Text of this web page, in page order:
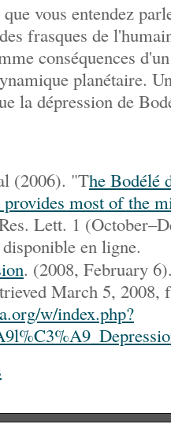
vous entendez
frasques de
conséquences
planétaire.
la dépression de
(2006). "The Bodélé
provides most of the
Lett. 1
en ligne.
. (2008, February
March 5, 2008,
w/index.php?